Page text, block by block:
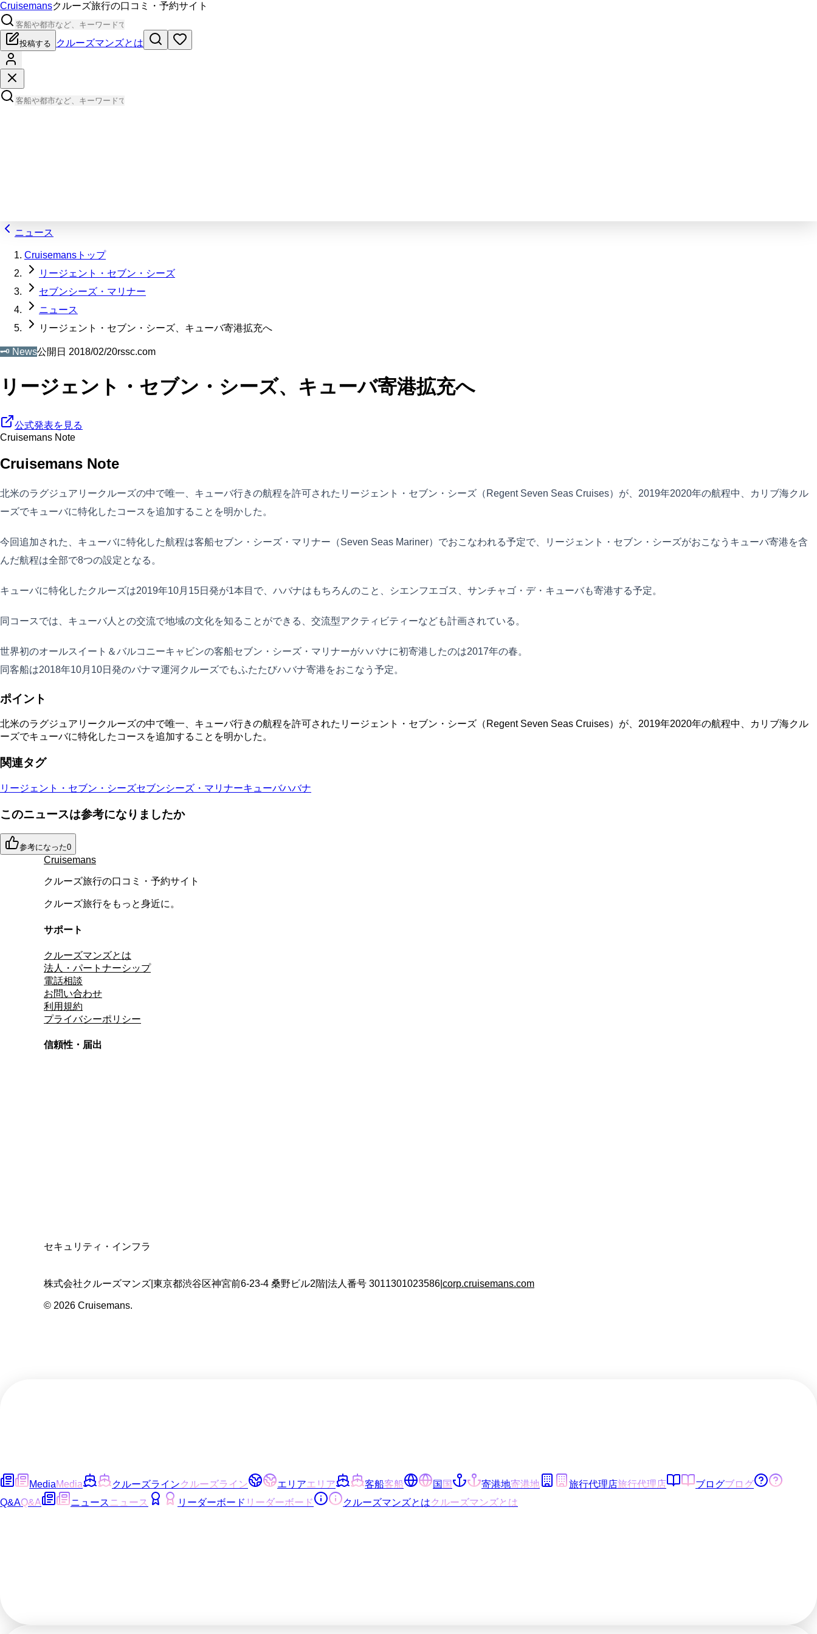
Cruisemansクルーズ旅行の口コミ・予約サイト
投稿する クルーズマンズとは
ニュース
Cruisemansトップ
リージェント・セブン・シーズ
セブンシーズ・マリナー
ニュース
リージェント・セブン・シーズ、キューバ寄港拡充へ
🗝️ News公開日 2018/02/20rssc.com
リージェント・セブン・シーズ、キューバ寄港拡充へ
公式発表を見る
Cruisemans Note
Cruisemans Note
北米のラグジュアリークルーズの中で唯一、キューバ行きの航程を許可されたリージェント・セブン・シーズ（Regent Seven Seas Cruises）が、2019年2020年の航程中、カリブ海クル
ーズでキューバに特化したコースを追加することを明かした。
今回追加された、キューバに特化した航程は客船セブン・シーズ・マリナー（Seven Seas Mariner）でおこなわれる予定で、リージェント・セブン・シーズがおこなうキューバ寄港を含
んだ航程は全部で8つの設定となる。
キューバに特化したクルーズは2019年10月15日発が1本目で、ハバナはもちろんのこと、シエンフエゴス、サンチャゴ・デ・キューバも寄港する予定。
同コースでは、キューバ人との交流で地域の文化を知ることができる、交流型アクティビティーなども計画されている。
世界初のオールスイート＆バルコニーキャビンの客船セブン・シーズ・マリナーがハバナに初寄港したのは2017年の春。
同客船は2018年10月10日発のパナマ運河クルーズでもふたたびハバナ寄港をおこなう予定。
ポイント
北米のラグジュアリークルーズの中で唯一、キューバ行きの航程を許可されたリージェント・セブン・シーズ（Regent Seven Seas Cruises）が、2019年2020年の航程中、カリブ海クル
ーズでキューバに特化したコースを追加することを明かした。
関連タグ
リージェント・セブン・シーズセブンシーズ・マリナーキューバハバナ
このニュースは参考になりましたか
参考になった0
Cruisemans
クルーズ旅行の口コミ・予約サイト
クルーズ旅行をもっと身近に。
サポート
クルーズマンズとは
法人・パートナーシップ
電話相談
お問い合わせ
利用規約
プライバシーポリシー
信頼性・届出
セキュリティ・インフラ
株式会社クルーズマンズ 東京都渋谷区神宮前6-23-4 桑野ビル2階 法人番号 3011301023586 corp.cruisemans.com
© 2026 Cruisemans.
MediaMedia クルーズラインクルーズライン エリアエリア 客船客船 国国 寄港地寄港地 旅行代理店旅行代理店 ブログブログ
Q&AQ&A ニュース ニュース リーダーボード リーダーボード クルーズマンズとはクルーズマンズとは